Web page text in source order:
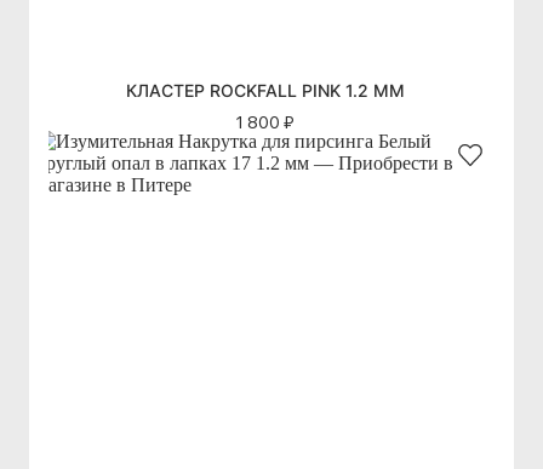
КЛАСТЕР ROCKFALL PINK 1.2 ММ
1 800 ₽